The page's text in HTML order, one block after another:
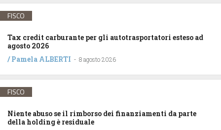
FISCO
Tax credit carburante per gli autotrasportatori esteso ad
agosto 2026
/Pamela ALBERTI - 8 agosto 2026
FISCO
Niente abuso se il rimborso dei finanziamenti da parte
della holding è residuale